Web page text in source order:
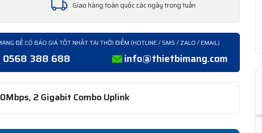
Giao hàng toàn quốc các ngày trong tuần
ĐỂ CÓ BÁO GIÁ TỐT NHẤT TẠI THỜI ĐIỂM (HOTLINE / SMS / ZALO / EMAIL)
0568 388 688 info@thietbimang.com
2 Gigabit Combo Uplink